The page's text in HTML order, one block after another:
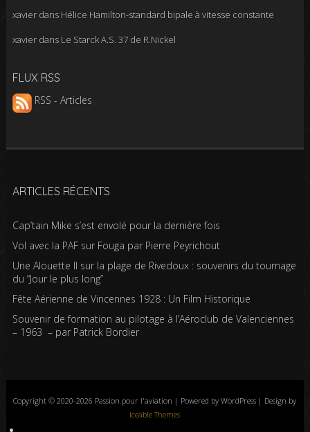
xavierdans Hélice Hamilton-standard bipale à vitesse constante
xavierdans Le Starck A.S. 37 de R.Nickel
FLUX RSS
RSS - Articles
ARTICLES RÉCENTS
Cap’tain Mike s’est envolé pour la dernière fois
Vol avec la PAF sur Fouga par Pierre Peyrichout
Une Alouette II sur la plage de Rivedoux : souvenirs du tournage
du “Jour le plus long”
Fête Aérienne de Vincennes 1928 : Un Film Historique
Souvenir de formation au pilotage à l’Aéroclub de Valenciennes
– 1963 – par Patrick Bordier
Copyright © 2020-2026 Passion pour l'aviation | Powered by WordPress | Design by
Iceable Themes